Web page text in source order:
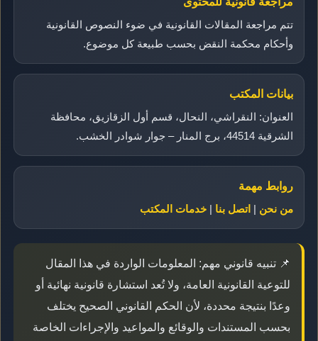
تتم مراجعة المقالات القانونية في ضوء النصوص القانونية
وأحكام محكمة النقض بحسب طبيعة كل موضوع.
بيانات المكتب
العنوان: النقراشي، النحال، قسم أول الزقازيق، محافظة
الشرقية 44514، برج المنار – جوار شوادر الخشب.
روابط مهمة
من نحن | اتصل بنا | خدمات المكتب
📌 تنبيه قانوني مهم: المعلومات الواردة في هذا المقال
للتوعية القانونية العامة، ولا تُعد استشارة قانونية نهائية أو
وعدًا بنتيجة محددة، لأن الحكم القانوني الصحيح يختلف
بحسب المستندات والوقائع والمواعيد والإجراءات الخاصة